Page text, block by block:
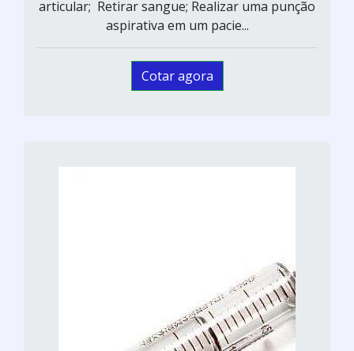
articular; Retirar sangue; Realizar uma punção
aspirativa em um pacie...
Cotar agora